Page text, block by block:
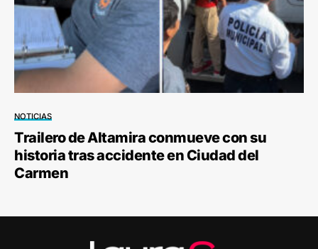
NOTICIAS
Trailero de Altamira conmueve con su
historia tras accidente en Ciudad del
Carmen